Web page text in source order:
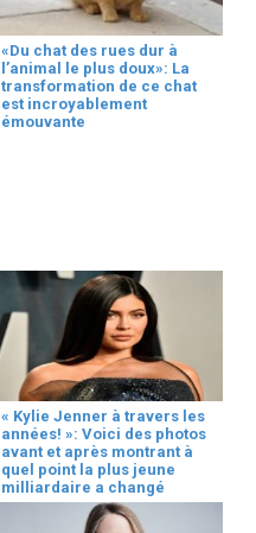
«Du chat des rues dur à
l’animal le plus doux»: La
transformation de ce chat
est incroyablement
émouvante
« Kylie Jenner à travers les
années! »: Voici des photos
avant et après montrant à
quel point la plus jeune
milliardaire a changé